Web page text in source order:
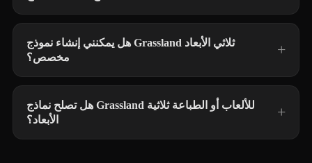
هل يمكنني إنشاء نموذج Grassland ثلاثي الأبعاد
مخصص؟
هل تصلح نماذج Grassland للألعاب أو الطباعة ثلاثية
الأبعاد؟